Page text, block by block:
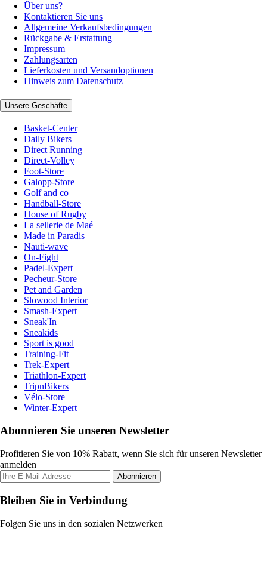
Über uns?
Kontaktieren Sie uns
Allgemeine Verkaufsbedingungen
Rückgabe & Erstattung
Impressum
Zahlungsarten
Lieferkosten und Versandoptionen
Hinweis zum Datenschutz
Unsere Geschäfte
Basket-Center
Daily Bikers
Direct Running
Direct-Volley
Foot-Store
Galopp-Store
Golf and co
Handball-Store
House of Rugby
La sellerie de Maé
Made in Paradis
Nauti-wave
On-Fight
Padel-Expert
Pecheur-Store
Pet and Garden
Slowood Interior
Smash-Expert
Sneak'In
Sneakids
Sport is good
Training-Fit
Trek-Expert
Triathlon-Expert
TripnBikers
Vélo-Store
Winter-Expert
Abonnieren Sie unseren Newsletter
Profitieren Sie von 10% Rabatt, wenn Sie sich für unseren Newsletter
anmelden
Abonnieren
Bleiben Sie in Verbindung
Folgen Sie uns in den sozialen Netzwerken